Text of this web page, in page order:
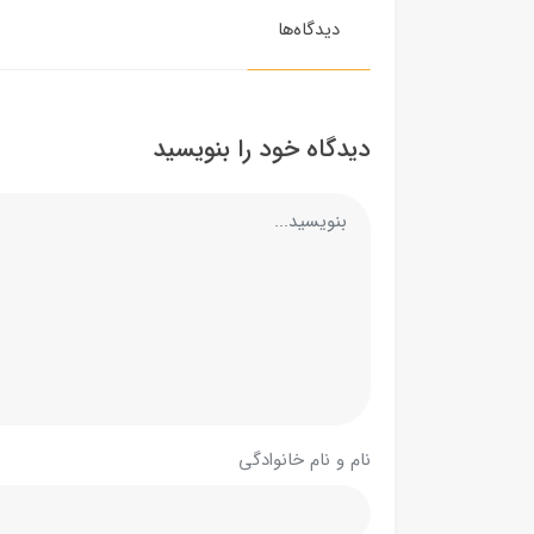
دیدگاه‌ها
دیدگاه خود را بنویسید
نام و نام خانوادگی